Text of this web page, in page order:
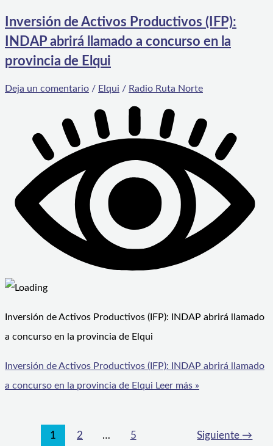
Inversión de Activos Productivos (IFP):
INDAP abrirá llamado a concurso en la
provincia de Elqui
Deja un comentario / Elqui / Radio Ruta Norte
Inversión de Activos Productivos (IFP): INDAP abrirá llamado
a concurso en la provincia de Elqui
Inversión de Activos Productivos (IFP): INDAP abrirá llamado
a concurso en la provincia de Elqui Leer más »
1 2 … 5 Siguiente →